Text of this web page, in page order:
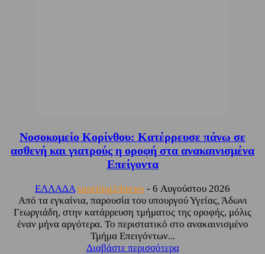
Νοσοκομείο Κορίνθου: Κατέρρευσε πάνω σε
ασθενή και γιατρούς η οροφή στα ανακαινισμένα
Επείγοντα
ΕΛΛΑΔΑ sporting24news - 6 Αυγούστου 2026
Από τα εγκαίνια, παρουσία του υπουργού Υγείας, Άδωνι
Γεωργιάδη, στην κατάρρευση τμήματος της οροφής, μόλις
έναν μήνα αργότερα. Το περιστατικό στο ανακαινισμένο
Τμήμα Επειγόντων...
Διαβάστε περισσότερα